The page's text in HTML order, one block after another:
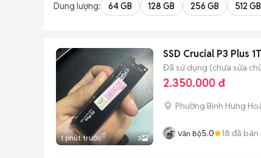
Dung lượng: 64 GB 128 GB 256 GB 512 GB
1 phút trước 3
SSD Crucial P3 Plus
Đã sử dụng (chưa sửa
2.350.000 đ
Phường Bình Hưng
Văn Bộ5.0 18 đã bán